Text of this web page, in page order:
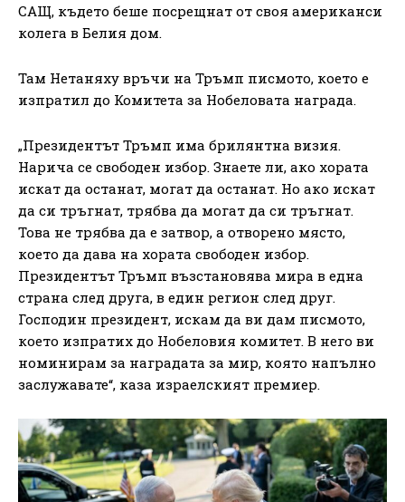
САЩ, където беше посрещнат от своя американси
колега в Белия дом.
Там Нетаняху връчи на Тръмп писмото, което е
изпратил до Комитета за Нобеловата награда.
„Президентът Тръмп има брилянтна визия.
Нарича се свободен избор. Знаете ли, ако хората
искат да останат, могат да останат. Но ако искат
да си тръгнат, трябва да могат да си тръгнат.
Това не трябва да е затвор, а отворено място,
което да дава на хората свободен избор.
Президентът Тръмп възстановява мира в една
страна след друга, в един регион след друг.
Господин президент, искам да ви дам писмото,
което изпратих до Нобеловия комитет. В него ви
номинирам за наградата за мир, която напълно
заслужавате“, каза израелският премиер.